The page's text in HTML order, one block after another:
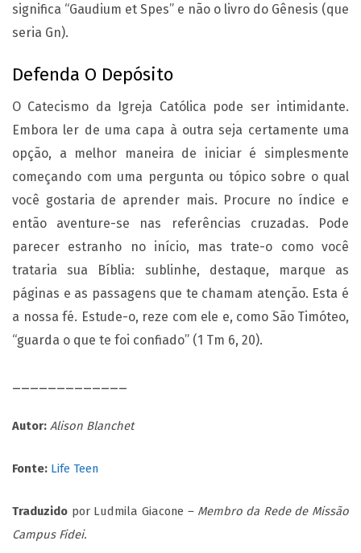
significa “Gaudium et Spes” e não o livro do Gênesis (que
seria Gn).
Defenda O Depósito
O Catecismo da Igreja Católica pode ser intimidante.
Embora ler de uma capa à outra seja certamente uma
opção, a melhor maneira de iniciar é simplesmente
começando com uma pergunta ou tópico sobre o qual
você gostaria de aprender mais. Procure no índice e
então aventure-se nas referências cruzadas. Pode
parecer estranho no início, mas trate-o como você
trataria sua Bíblia: sublinhe, destaque, marque as
páginas e as passagens que te chamam atenção. Esta é
a nossa fé. Estude-o, reze com ele e, como São Timóteo,
“guarda o que te foi confiado” (1 Tm 6, 20).
Autor: Alison Blanchet
Fonte: Life Teen
Traduzido por Ludmila Giacone – Membro da Rede de Missão
Campus Fidei.